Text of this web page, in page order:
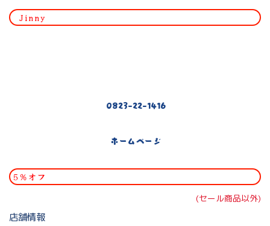
Jinny
0823-22-1416
ホームページ
5％オフ
(セール商品以外)
店舗情報